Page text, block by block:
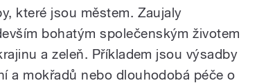
které jsou městem. Zaujaly
bohatým společenským životem
a zeleň. Příkladem jsou výsadby
a mokřadů nebo dlouhodobá péče o